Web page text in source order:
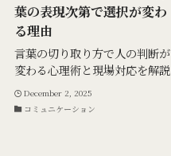
葉の表現次第で選択が変わ
る理由
言葉の切り取り方で人の判断が
変わる心理術と現場対応を解説
December 2, 2025
コミュニケーション